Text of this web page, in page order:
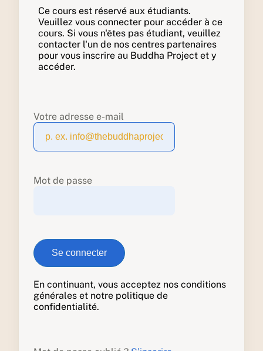
Ce cours est réservé aux étudiants.
Veuillez vous connecter pour accéder à ce
cours. Si vous n'êtes pas étudiant, veuillez
contacter l'un de nos centres partenaires
pour vous inscrire au Buddha Project et y
accéder.
Votre adresse e-mail
Mot de passe
En continuant, vous acceptez nos conditions
générales et notre politique de
confidentialité.